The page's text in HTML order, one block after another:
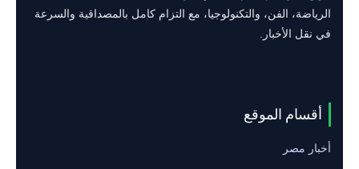
الرياضة، الفن، والتكنولوجيا، مع التزام كامل بالمصداقية والسرعة
في نقل الأخبار.
أقسام الموقع
أخبار مصر